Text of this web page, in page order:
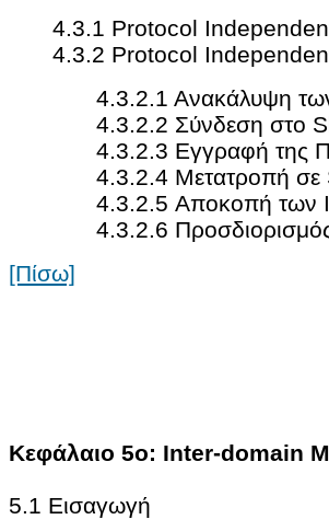
4.3.1 Protocol
4.3.2 Protocol
4.3.2.1 Ανακάλυψη
4.3.2.2 Σύνδεση στο
4.3.2.3 Εγγραφή της
4.3.2.4 Μετατροπή σε
4.3.2.5 Αποκοπή των
4.3.2.6
[Πίσω]
Κεφάλαιο 5ο: Inter-domain
5.1 Εισαγωγή